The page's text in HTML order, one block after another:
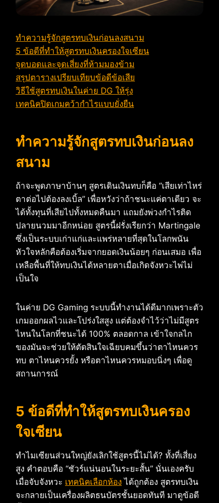
ทำความรู้จักสูตรทบเงินก่อนลงสนาม
5 ข้อดีที่ทำให้สูตรทบเงินครองใจเซียน
จุดบอดและจุดเสี่ยงที่ห้ามมองข้าม
สรุปตารางเปรียบเทียบข้อดีข้อเสีย
วิธีใช้สูตรทบเงินในค่าย DG ให้รุ่ง
เทคนิคปิดเกมคว้ากำไรแบบยั่งยืน
ทำความรู้จักสูตรทบเงินก่อนลง
สนาม
ถ้าจะพูดภาษาบ้านๆ สูตรเดินเงินทบก็คือ “เสียเท่าไหร่
ตาต่อไปต้องลงเบิ้ล” เพื่อหวังว่าถ้าชนะแค่ตาเดียว จะ
ได้ทั้งทุนที่เสียไปทั้งหมดคืนมา แถมยังพ่วงกำไรติด
ปลายนวมมาอีกหน่อย สูตรนี้ฝรั่งเรียกว่า Martingale
ซึ่งเป็นระบบเก่าแก่และแพร่หลายที่สุดในโลกพนัน
หัวใจหลักคือต้องเริ่มจากยอดเงินน้อยๆ ก่อนเสมอ เพื่อ
เหลือพื้นที่ให้ทบเงินได้หลายตาเมื่อเกิดจังหวะไพ่ไม่
เป็นใจ
ในค่าย DG Gaming ระบบนี้ทำงานได้ดีมากเพราะตัว
เกมออกผลไวและโปร่งใสสูง แต่ต้องจำไว้ว่าไม่มีสูตร
ไหนในโลกที่ชนะได้ 100% ตลอดกาล เข้าใจกลไก
ของมันจะช่วยให้ตัดสินใจเฉียบคมขึ้นว่าตาไหนควร
ทบ ตาไหนควรยั้ง หรือตาไหนควรหมอบนิ่งๆ เพื่อดู
สถานการณ์
5 ข้อดีที่ทำให้สูตรทบเงินครอง
ใจเซียน
ทำไมเซียนส่วนใหญ่ยังเลิกใช้สูตรนี้ไม่ได้? ทั้งที่เสี่ยง
สูง คำตอบคือ “ชัวร์แน่นอนในระยะสั้น” นั่นเองครับ
เมื่อจับจังหวะ เทคนิคเลือกห้อง ได้ถูกต้อง สูตรทบเงิน
จะกลายเป็นเครื่องผลิตธนบัตรชั้นยอดทันที มาดูข้อดี